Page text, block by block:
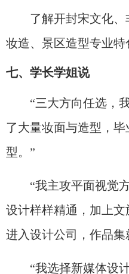
了解开封宋文化
妆造、景区造型专业特
七、学长学姐说
“三大方向任选，
了大量妆面与造型，
型。”
“我主攻平面视觉
设计样样精通，加上文
进入设计公司，作品
“我选择新媒体设